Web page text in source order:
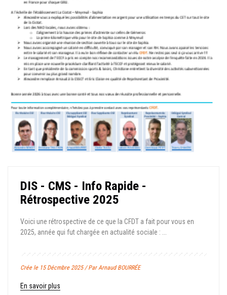
DIS - CMS - Info Rapide -
Rétrospective 2025
Voici une rétrospective de ce que la CFDT a fait pour vous en
2025, année qui fut chargée en actualité sociale : ...
Crée le 15 Décmbre 2025 / Par Arnaud BOURRÉE
En savoir plus